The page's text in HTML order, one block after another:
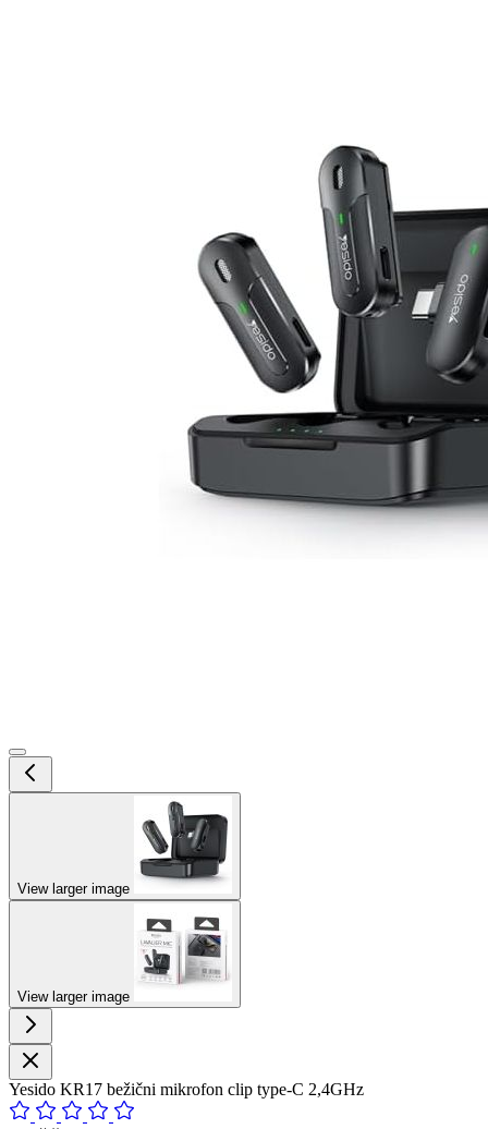
View larger image
View larger image
Yesido KR17 bežični mikrofon clip type-C 2,4GHz